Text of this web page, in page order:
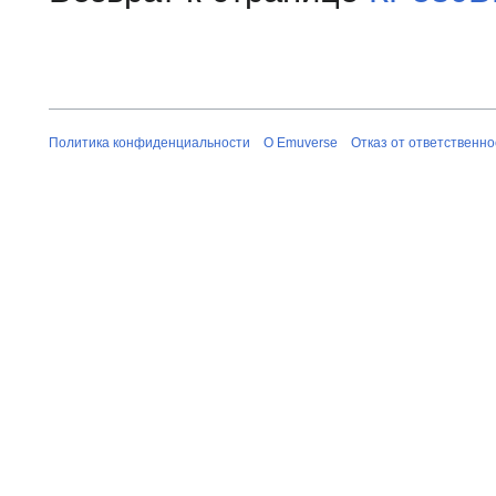
Политика конфиденциальности О Emuverse Отказ от